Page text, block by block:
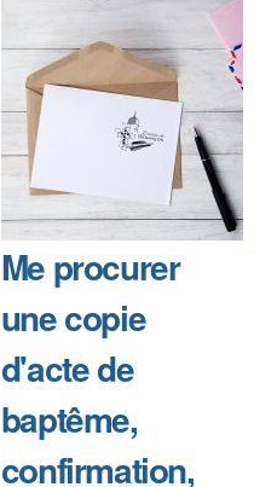
Me procurer
une copie
d'acte de
baptême,
confirmation,